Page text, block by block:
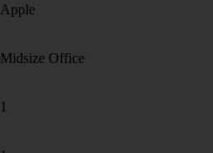
Apple
Midsize Office
1